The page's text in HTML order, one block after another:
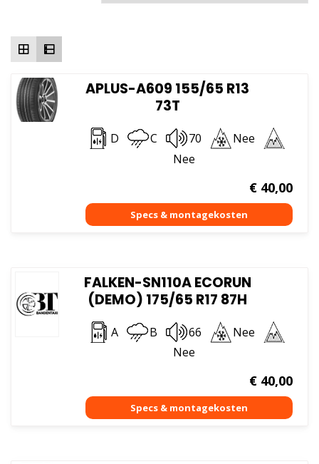
APLUS-A609 155/65 R13
73T
D C 70
Nee
Nee
€40,00
FALKEN-SN110A ECORUN
(DEMO) 175/65 R17 87H
A B 66
Nee
Nee
€40,00